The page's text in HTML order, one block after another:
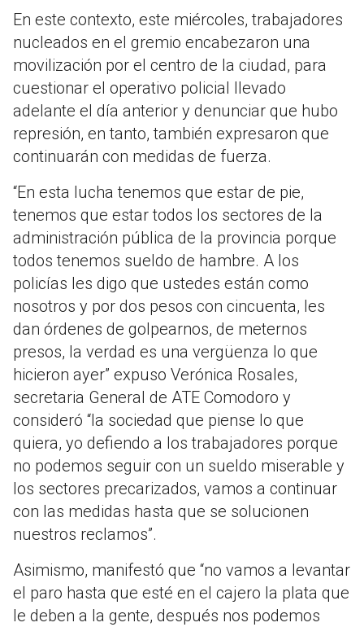
En este contexto, este miércoles, trabajadores
nucleados en el gremio encabezaron una
movilización por el centro de la ciudad, para
cuestionar el operativo policial llevado
adelante el día anterior y denunciar que hubo
represión, en tanto, también expresaron que
continuarán con medidas de fuerza.
“En esta lucha tenemos que estar de pie,
tenemos que estar todos los sectores de la
administración pública de la provincia porque
todos tenemos sueldo de hambre. A los
policías les digo que ustedes están como
nosotros y por dos pesos con cincuenta, les
dan órdenes de golpearnos, de meternos
presos, la verdad es una vergüenza lo que
hicieron ayer” expuso Verónica Rosales,
secretaria General de ATE Comodoro y
consideró “la sociedad que piense lo que
quiera, yo defiendo a los trabajadores porque
no podemos seguir con un sueldo miserable y
los sectores precarizados, vamos a continuar
con las medidas hasta que se solucionen
nuestros reclamos”.
Asimismo, manifestó que “no vamos a levantar
el paro hasta que esté en el cajero la plata que
le deben a la gente, después nos podemos